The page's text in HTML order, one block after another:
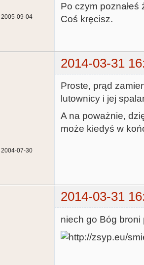
2005-09-04
Po czym poznałeś
Coś kręcisz.
2014-03-31
2004-07-30
Proste, prąd
lutownicy i jej
A na poważnie,
może kiedyś w
2014-03-31
niech go Bóg